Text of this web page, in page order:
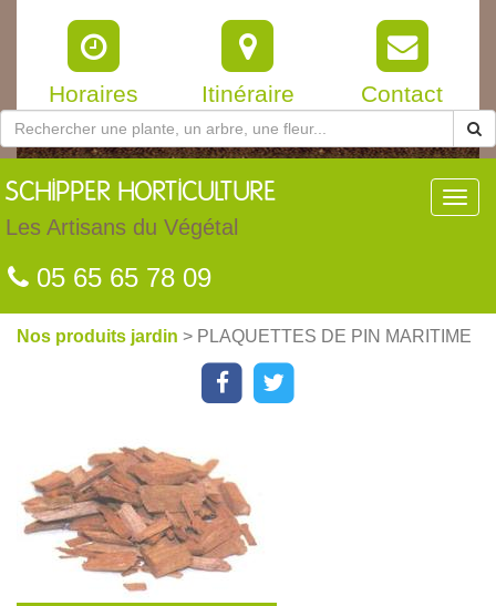
Horaires Itinéraire Contact
SCHIPPER HORTICULTURE
Les Artisans du Végétal
05 65 65 78 09
Nos produits jardin > PLAQUETTES DE PIN MARITIME